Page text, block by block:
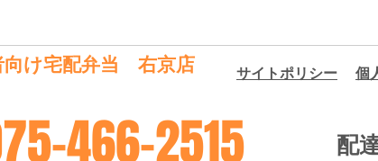
466-2515
​サイトポリシー 個
配
向け宅配弁当 右京店